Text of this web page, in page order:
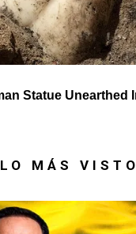
LO MÁS VISTO